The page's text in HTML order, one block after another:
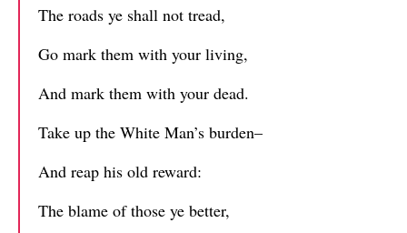
The roads ye shall not tread,
Go mark them with your living,
And mark them with your dead.
Take up the White Man’s burden–
And reap his old reward:
The blame of those ye better,